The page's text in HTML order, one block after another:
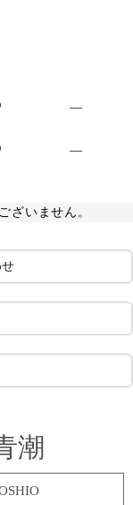
—
—
ざいません。
潮